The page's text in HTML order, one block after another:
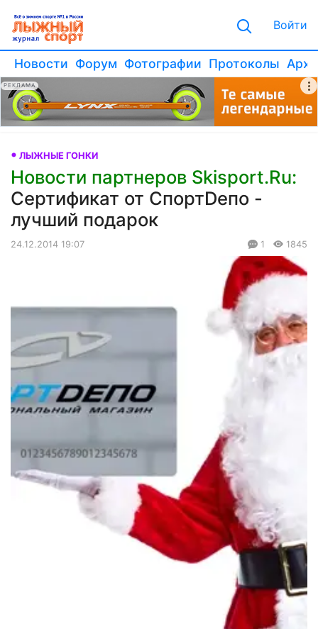
Войти
Новости Форум Фотографии Протоколы
РЕКЛАМА
ЛЫЖНЫЕ ГОНКИ
Новости партнеров Skisport.Ru:
Сертификат от СпортDепо -
лучший подарок
24.12.2014 19:07 1 1845